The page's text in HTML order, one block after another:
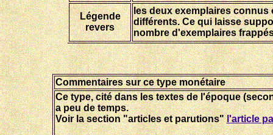
Légende
revers
les deux exemplaires connus
différents. Ce qui laisse
nombre d'exemplaires
Commentaires sur ce type monétaire
Ce type, cité dans les textes de l'époque
a peu de temps.
Voir la section "articles et parutions"l'article